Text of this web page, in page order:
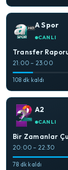
A Spor
CANLI
Transfer
21:00 – 23:00
108 dk kaldı
A2
CANLI
Bir Zamanlar
20:00 – 22:30
78 dk kaldı